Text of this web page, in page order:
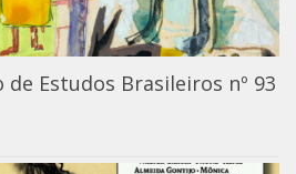
Estudos Brasileiros nº 93